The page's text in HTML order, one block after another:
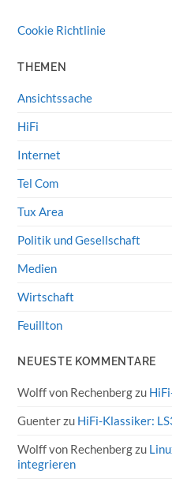
Cookie Richtlinie
THEMEN
Ansichtssache
HiFi
Internet
Tel Com
Tux Area
Politik und Gesellschaft
Medien
Wirtschaft
Feuillton
NEUESTE KOMMENTARE
Wolff von Rechenbergzu
Guenterzu HiFi-Klassiker:
Wolff von Rechenbergzu
integrieren